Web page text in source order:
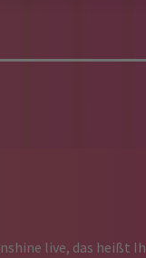
live, das heißt